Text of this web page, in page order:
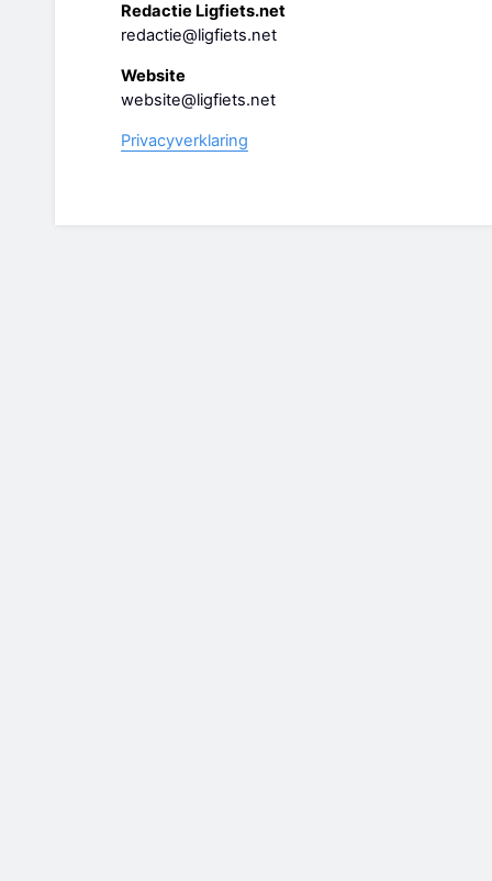
Redactie Ligfiets.net
redactie@ligfiets.net
Website
website@ligfiets.net
Privacyverklaring